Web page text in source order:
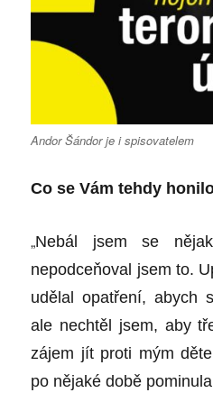
Andor Šándor je i spisovatelem
Co se Vám tehdy
„Nebál jsem se
nepodceňoval jsem to.
udělal opatření, abych
ale nechtěl jsem, aby
zájem jít proti mým
po nějaké době